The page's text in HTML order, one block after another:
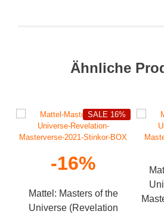
Ähnliche
-16%
Mattel: Masters of the
Universe (Revelation
SALE 16%